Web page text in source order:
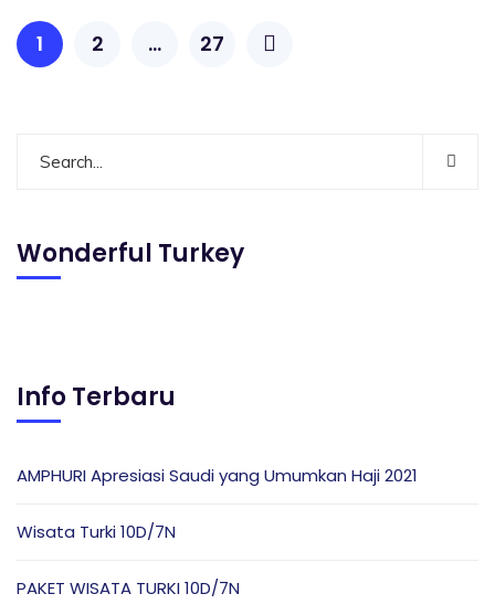
1 2 … 27
Wonderful Turkey
Info Terbaru
AMPHURI Apresiasi Saudi yang Umumkan Haji 2021
Wisata Turki 10D/7N
PAKET WISATA TURKI 10D/7N